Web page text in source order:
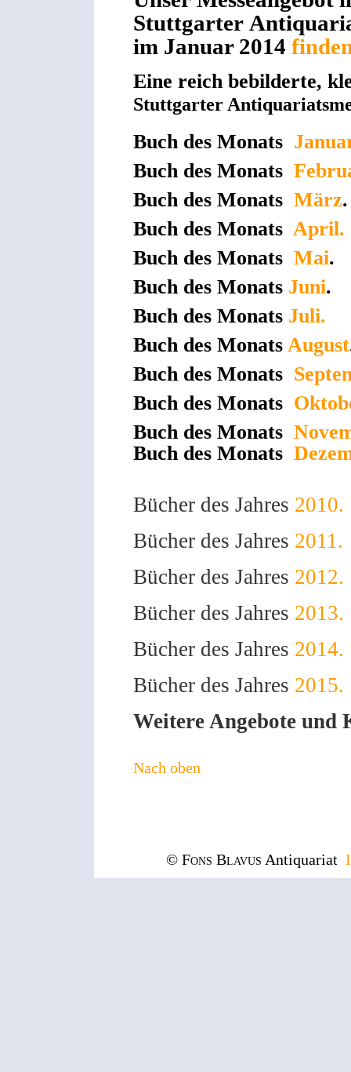
Stuttgarter
im Januar 2014
Eine reich bebilderte,
Stuttgarter
Buch des Monats
Buch des Monats
Buch des Monats März.
Buch des Monats April.
Buch des Monats Mai.
Buch des Monats Juni.
Buch des Monats Juli.
Buch des Monats August
Buch des Monats
Buch des Monats
Buch des Monats
Buch des Monats
Bücher des Jahres 2010.
Bücher des Jahres 2011.
Bücher des Jahres 2012.
Bücher des Jahres 2013.
Bücher des Jahres 2014.
Bücher des Jahres 2015.
Weitere Angebote und
Nach oben
© Fons Blavus Antiquariat